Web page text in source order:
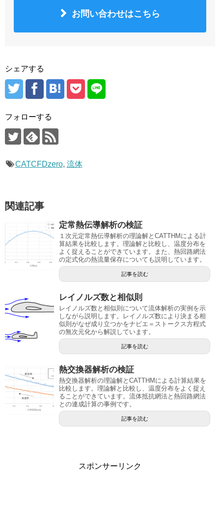
お問い合わせはこちら
シェアする
フォローする
CATCFDzero, 流体
関連記事
定常熱伝導解析の検証
１次元定常熱伝導解析の理論解とCATTHMによる計
算結果を比較します。理論解と比較し、温度分布を
よく捉えることができています。また、熱回路網法
の定式化の熱流量保存についても説明しています。
記事を読む
レイノルズ数と相似則
レイノルズ数と相似則について流体解析の実例を示
しながら説明します。レイノルズ数により決まる相
似則がなぜ成り立つかをナビエ＝ストークス方程式
の無次元化から解説しています。
記事を読む
熱交換器解析の検証
熱交換器解析の理論解とCATTHMによる計算結果を
比較します。理論解と比較し、温度分布をよく捉え
ることができています。流体抵抗網法と熱回路網法
との連成計算の事例です。
記事を読む
スポンサーリンク